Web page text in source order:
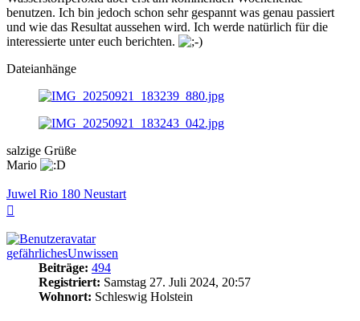
benutzen. Ich bin jedoch schon sehr gespannt was genau passiert
und wie das Resultat aussehen wird. Ich werde natürlich für die
interessierte unter euch berichten.
Dateianhänge
salzige Grüße
Mario
Juwel Rio 180 Neustart
gefährlichesUnwissen
Beiträge: 494
Registriert: Samstag 27. Juli 2024, 20:57
Wohnort: Schleswig Holstein